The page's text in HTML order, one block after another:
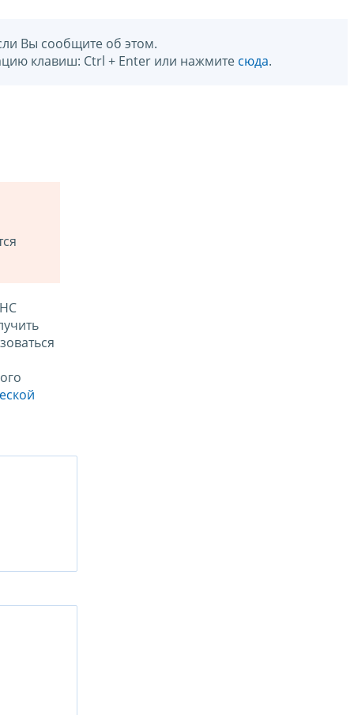
Вы сообщите об этом.
клавиш: Ctrl + Enter или нажмите сюда.